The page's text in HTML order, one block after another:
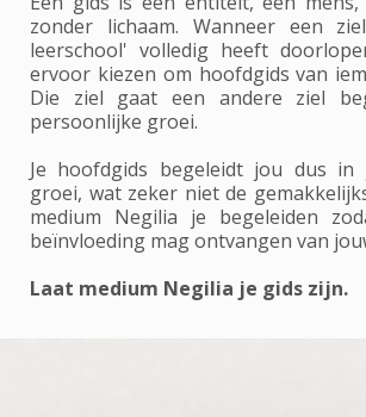
zonder lichaam. Wanneer een
leerschool' volledig heeft
ervoor kiezen om hoofdgids van
Die ziel gaat een andere ziel
persoonlijke groei.
Je hoofdgids begeleidt jou dus in
groei, wat zeker niet de
medium Negilia je begeleiden
beïnvloeding mag ontvangen van
Laat medium Negilia je gids zijn.